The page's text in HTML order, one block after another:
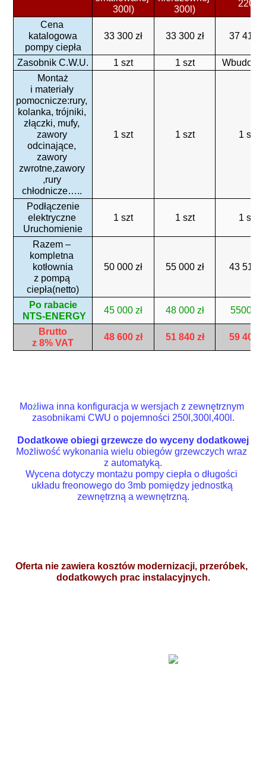
300l)
300l)
220l)
Cena
katalogowa
pompy ciepła
33 300 zł 33 300 zł 37 410
Zasobnik C.W.U. 1 szt 1 szt
Montaż
i materiały
pomocnicze:rury,
kolanka, trójniki,
złączki, mufy,
zawory
odcinające,
zawory
zwrotne,zawory
,rury
chłodnicze…..
1 szt 1 szt 1 szt
elektryczne
Uruchomienie
1 szt 1 szt 1 szt
Razem –
kompletna
kotłownia
z pompą
ciepła(netto)
50 000 zł 55 000 zł 43 510
Po rabacie
NTS-ENERGY
45 000 zł 48 000 zł 55000
Brutto
z 8% VAT
48 600 zł 51 840 zł 59 400
Możliwa inna konfiguracja w wersjach z zewnętrznym
zasobnikami CWU o pojemności 250l,300l,400l.
Dodatkowe obiegi grzewcze do wyceny dodatkowej
Możliwość wykonania wielu obiegów grzewczych wraz
z automatyką.
Wycena dotyczy montażu pompy ciepła o długości
układu freonowego do 3mb pomiędzy jednostką
zewnętrzną a wewnętrzną.
Oferta nie zawiera kosztów modernizacji, przeróbek,
dodatkowych prac instalacyjnych.